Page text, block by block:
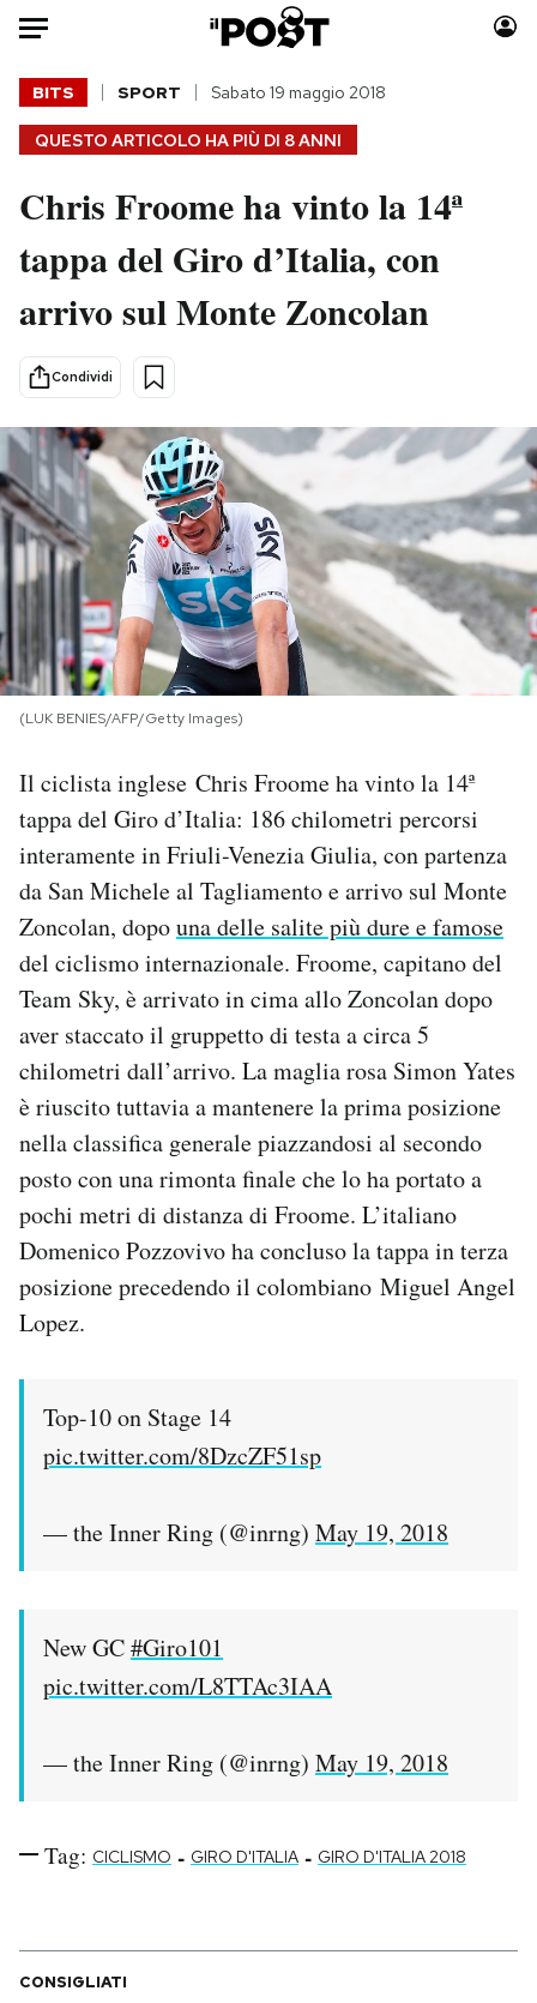
Auto
HOME
Italia
Politica
Tecnologia
Scienza
Economia
Sport
Moda
Consumismi
Storie/Idee
Altrecose
Mondiali calcio 2026
PODCAST
NEWSLETTER
SHOP
CALENDARIO
AREA PERSONALE
Area Personale
Newsletter
Hai bisogno di aiuto?
Esci
QUESTO ARTICOLO HA PIÙ DI 8 ANNI
BITS SPORT Sabato 19 maggio 2018
Chris Froome ha vinto la 14ª
tappa del Giro d’Italia, con
arrivo sul Monte Zoncolan
Condividi
(LUK BENIES/AFP/Getty Images)
Il ciclista inglese Chris Froome ha vinto la 14ª
tappa del Giro d’Italia: 186 chilometri percorsi
interamente in Friuli-Venezia Giulia, con partenza
da San Michele al Tagliamento e arrivo sul Monte
Zoncolan, dopouna delle salite più dure e famose
del ciclismo internazionale. Froome, capitano del
Team Sky, è arrivato in cima allo Zoncolan dopo
aver staccato il gruppetto di testa a circa 5
chilometri dall’arrivo. La maglia rosa Simon Yates
è riuscito tuttavia a mantenere la prima posizione
nella classifica generale piazzandosi al secondo
posto con una rimonta finale che lo ha portato a
pochi metri di distanza di Froome. L’italiano
Domenico Pozzovivo ha concluso la tappa in terza
posizione precedendo il colombiano Miguel Angel
Lopez.
Top-10 on Stage 14
pic.twitter.com/8DzcZF51sp
— the Inner Ring (@inrng) May 19, 2018
New GC#Giro101
pic.twitter.com/L8TTAc3IAA
— the Inner Ring (@inrng) May 19, 2018
Tag: CICLISMO - GIRO D'ITALIA - GIRO D'ITALIA 2018
CONSIGLIATI